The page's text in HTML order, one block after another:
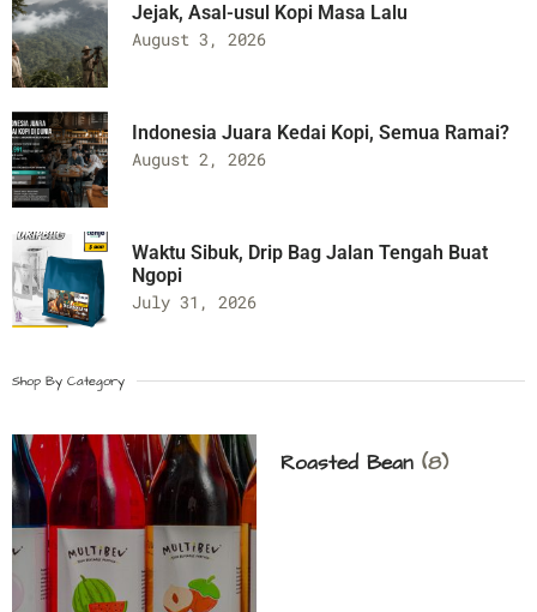
Jejak, Asal-usul Kopi Masa Lalu
August 3, 2026
Indonesia Juara Kedai Kopi, Semua Ramai?
August 2, 2026
Waktu Sibuk, Drip Bag Jalan Tengah Buat
Ngopi
July 31, 2026
Shop By Category
Roasted Bean (8)